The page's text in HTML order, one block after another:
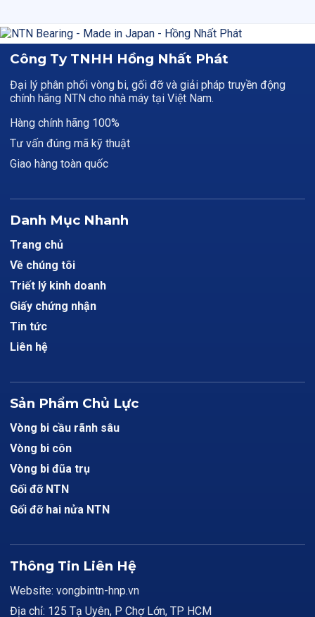
Công Ty TNHH Hồng Nhất Phát
Đại lý phân phối vòng bi, gối đỡ và giải pháp truyền động
chính hãng NTN cho nhà máy tại Việt Nam.
Hàng chính hãng 100%
Tư vấn đúng mã kỹ thuật
Giao hàng toàn quốc
Danh Mục Nhanh
Trang chủ
Về chúng tôi
Triết lý kinh doanh
Giấy chứng nhận
Tin tức
Liên hệ
Sản Phẩm Chủ Lực
Vòng bi cầu rãnh sâu
Vòng bi côn
Vòng bi đũa trụ
Gối đỡ NTN
Gối đỡ hai nửa NTN
Thông Tin Liên Hệ
Website: vongbintn-hnp.vn
Địa chỉ: 125 Tạ Uyên, P Chợ Lớn, TP HCM